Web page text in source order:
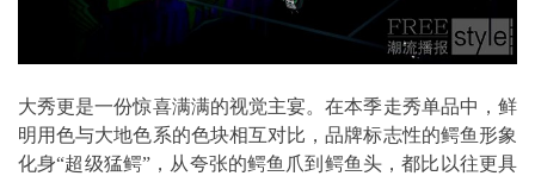
大秀更是一份惊喜满满的视觉主宴。在本季走秀单品中，鲜
明用色与大地色系的色块相互对比，品牌标志性的鳄鱼形象
化身“超级猛鳄”，从夸张的鳄鱼爪到鳄鱼头，都比以往更具